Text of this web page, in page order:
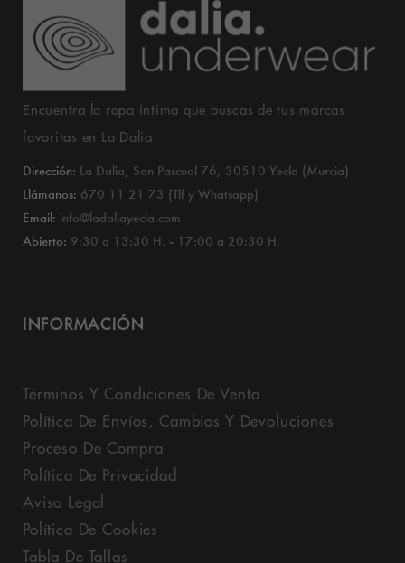
Encuentra la ropa íntima que buscas de tus marcas
favoritas en La Dalia
Dirección: La Dalia, San Pascual 76, 30510 Yecla (Murcia)
Llámanos: 670 11 21 73 (Tlf y Whatsapp)
Email: info@ladaliayecla.com
Abierto: 9:30 a 13:30 H. - 17:00 a 20:30 H.
INFORMACIÓN
Términos Y Condiciones De Venta
Política De Envíos, Cambios Y Devoluciones
Proceso De Compra
Política De Privacidad
Aviso Legal
Política De Cookies
Tabla De Tallas